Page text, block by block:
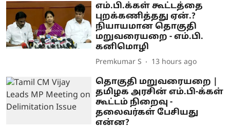
எம்.பி.க்கள் கூட்டத்தை
புறக்கணித்தது ஏன்.?
நியாயமான தொகுதி
மறுவரையறை - எம்.பி.
கனிமொழி
Premkumar S 13 hours ago
தொகுதி மறுவரையறை |
தமிழக அரசின் எம்.பி-க்கள்
கூட்டம் நிறைவு -
தலைவர்கள் பேசியது
என்ன?